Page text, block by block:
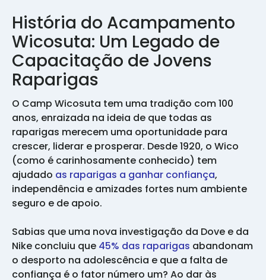
História do Acampamento
Wicosuta: Um Legado de
Capacitação de Jovens
Raparigas
O Camp Wicosuta tem uma tradição com 100
anos, enraizada na ideia de que todas as
raparigas merecem uma oportunidade para
crescer, liderar e prosperar. Desde 1920, o Wico
(como é carinhosamente conhecido) tem
ajudado as raparigas a ganhar confiança,
independência e amizades fortes num ambiente
seguro e de apoio.
Sabias que uma nova investigação da Dove e da
Nike concluiu que 45% das raparigas abandonam
o desporto na adolescência e que a falta de
confiança é o fator número um? Ao dar às